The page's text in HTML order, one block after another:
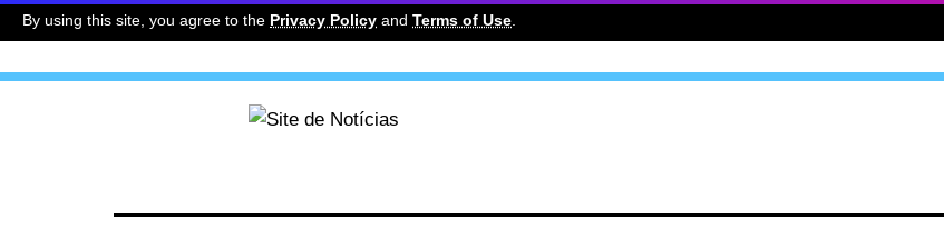
By using this site, you agree to the Privacy Policy and Terms of Use.